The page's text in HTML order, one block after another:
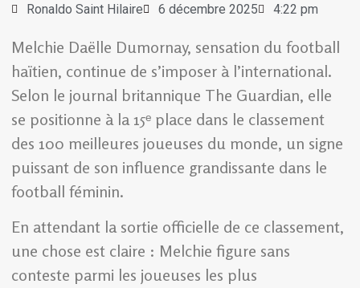
Ronaldo Saint Hilaire 6 décembre 2025 4:22 pm
Melchie Daëlle Dumornay, sensation du football
haïtien, continue de s’imposer à l’international.
Selon le journal britannique The Guardian, elle
se positionne à la 15ᵉ place dans le classement
des 100 meilleures joueuses du monde, un signe
puissant de son influence grandissante dans le
football féminin.
En attendant la sortie officielle de ce classement,
une chose est claire : Melchie figure sans
conteste parmi les joueuses les plus